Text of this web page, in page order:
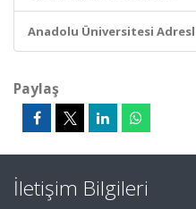
Anadolu Üniversitesi
Paylaş
İletişim Bilgileri